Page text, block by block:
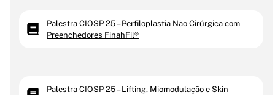
Palestra CIOSP 25 – Perfiloplastia Não Cirúrgica com
Preenchedores FinahFil®
Palestra CIOSP 25 – Lifting, Miomodulação e Skin